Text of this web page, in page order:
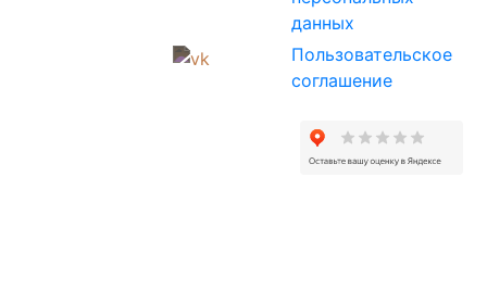
данных
Пользовательское
соглашение